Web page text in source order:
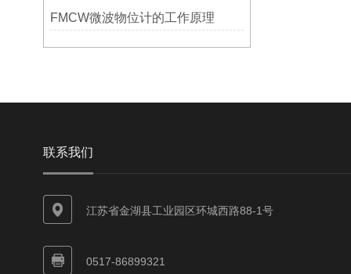
FMCW微波物位计的工作原理
联系我们
江苏省金湖县工业园区环城西路88-1号
0517-86899321